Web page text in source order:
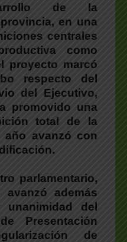
de la
en una
centrales
como
proyecto marcó
respecto del
del Ejecutivo,
promovido una
total de la
avanzó con
parlamentario,
además
del
Presentación
de